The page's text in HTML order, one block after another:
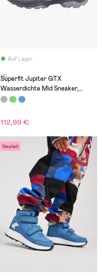
Auf Lager
(1)
Superfit Jupiter GTX
Wasserdichte Mid Sneaker,
Grey/Blue
112,99 €
Neuheit